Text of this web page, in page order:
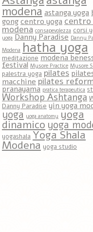
modena astanga yoga
gongcentro yoga centro
modena consapevolezza corsi
yoga Danny Paradise Danny
Modena hatha yoga
meditazione modena
festival Mysore Practice Mysore
palestra yoga pilates
macchine pilates
pranayama pratica terapeutica
Workshop Ashtanga
Danny Paradise yin yoga
yoga yoga anatomy yoga
dinamico yoga
yogashala Yoga Shala
Modena yoga studio